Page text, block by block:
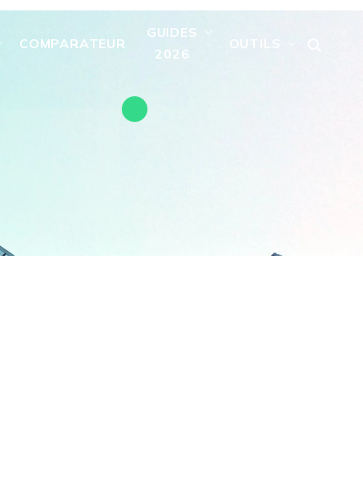
COMPARATEUR
GUIDES
2026
OUTILS